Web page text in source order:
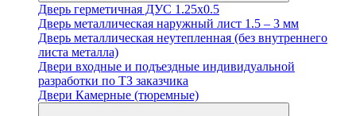
Дверь герметичная ДУС 1.25х0.5
Дверь металлическая наружный лист 1.5 – 3 мм
Дверь металлическая неутепленная (без внутреннего
листа металла)
Двери входные и подъездные индивидуальной
разработки по ТЗ заказчика
Двери Камерные (тюремные)